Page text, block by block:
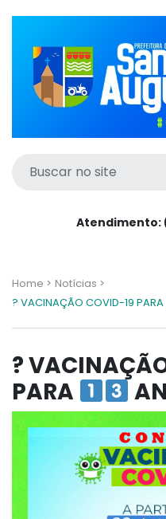
Atendimento:
Home > Notícias >
? VACINAÇÃO COVID-19 PARA
?
PARA